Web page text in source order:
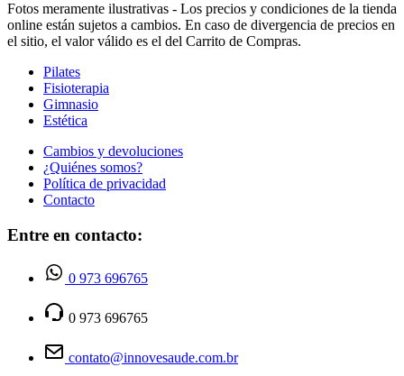
Fotos meramente ilustrativas - Los precios y condiciones de la tienda
online están sujetos a cambios. En caso de divergencia de precios en
el sitio, el valor válido es el del Carrito de Compras.
Pilates
Fisioterapia
Gimnasio
Estética
Cambios y devoluciones
¿Quiénes somos?
Política de privacidad
Contacto
Entre en contacto:
0 973 696765
0 973 696765
contato@innovesaude.com.br